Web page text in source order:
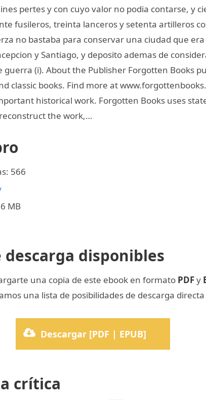
pertes y con cuyo valor no podia contarse, y
fusileros, treinta lanceros y setenta artilleros
no bastaba para conservar una ciudad que
y Santiago, y deposito ademas de
guerra (i). About the Publisher Forgotten Books
classic books. Find more at
historical work. Forgotten Books uses
the work,…
566
MB
descarga disponibles
una copia de este ebook en formato PDFy
una lista de posibilidades de descarga
Descargar [PDF | EPUB]
crítica